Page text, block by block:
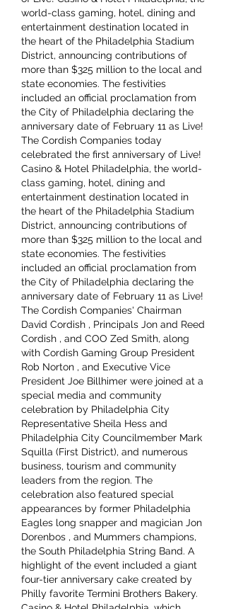
world-class gaming, hotel, dining and
entertainment destination located in
the heart of the Philadelphia Stadium
District, announcing contributions of
more than $325 million to the local and
state economies. The festivities
included an official proclamation from
the City of Philadelphia declaring the
anniversary date of February 11 as Live!
The Cordish Companies today
celebrated the first anniversary of Live!
Casino & Hotel Philadelphia, the world-
class gaming, hotel, dining and
entertainment destination located in
the heart of the Philadelphia Stadium
District, announcing contributions of
more than $325 million to the local and
state economies. The festivities
included an official proclamation from
the City of Philadelphia declaring the
anniversary date of February 11 as Live!
The Cordish Companies' Chairman
David Cordish , Principals Jon and Reed
Cordish , and COO Zed Smith, along
with Cordish Gaming Group President
Rob Norton , and Executive Vice
President Joe Billhimer were joined at a
special media and community
celebration by Philadelphia City
Representative Sheila Hess and
Philadelphia City Councilmember Mark
Squilla (First District), and numerous
business, tourism and community
leaders from the region. The
celebration also featured special
appearances by former Philadelphia
Eagles long snapper and magician Jon
Dorenbos , and Mummers champions,
the South Philadelphia String Band. A
highlight of the event included a giant
four-tier anniversary cake created by
Philly favorite Termini Brothers Bakery.